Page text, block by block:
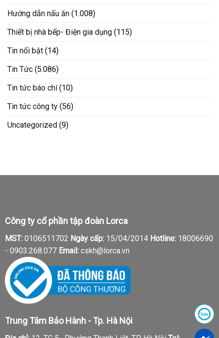
Hướng dẫn nấu ăn (1.008)
Thiết bị nhà bếp- Điện gia dụng (115)
Tin nổi bật (14)
Tin Tức (5.086)
Tin tức báo chí(10)
Tin tức công ty (56)
Uncategorized (9)
Công ty cổ phần tập đoàn Lorca
MST:0106511702 Ngày cấp:15/04/2014 Hotline:18006690
- 0903.268.077 Email:cskh@lorca.vn
Trung Tâm Bảo Hành - Tp. Hà Nội